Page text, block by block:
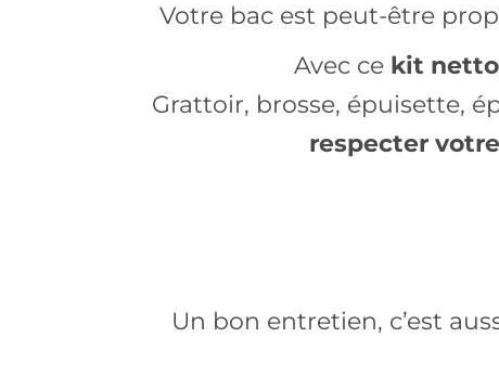
Votre bac est peut-être
Avec ce kit
Grattoir, brosse, épuisette,
respecter
Un bon entretien, c’est